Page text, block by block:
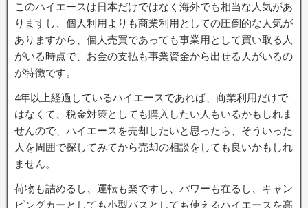
このハイエースは日本だけではなく海外でも相当な人気があ
りますし、個人利用よりも商業利用としての圧倒的な人気が
ありますから、個人売買であっても事業用として買い取る人
がいる時点で、お金の支払も事業資金から出せる人がいるの
が特徴です。
4年以上経過しているハイエースであれば、商業利用だけで
はなくて、税金対策としても購入したい人もいるかもしれま
せんので、ハイエースを売却したいと思ったら、そういった
人を周囲で探してみてから売却の相談をしても良いかもしれ
ません。
荷物も詰めるし、運転も楽ですし、パワーも在るし、キャン
ピングカーとしても小型バスとしても使えるハイエースを高